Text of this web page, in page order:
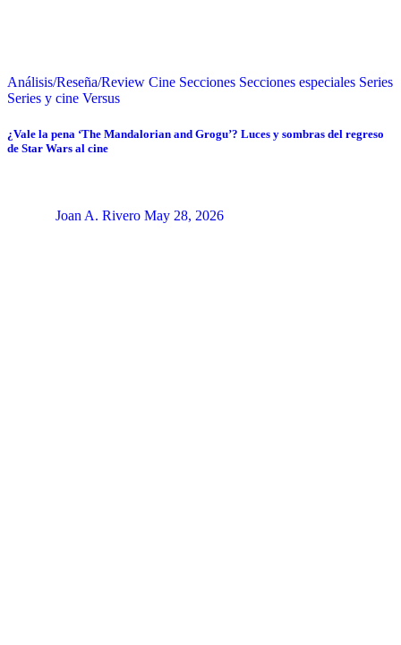
Análisis/Reseña/Review Cine Secciones Secciones especiales Series
Series y cine Versus
¿Vale la pena ‘The Mandalorian and Grogu’? Luces y sombras del regreso
de Star Wars al cine
Joan A. Rivero May 28, 2026